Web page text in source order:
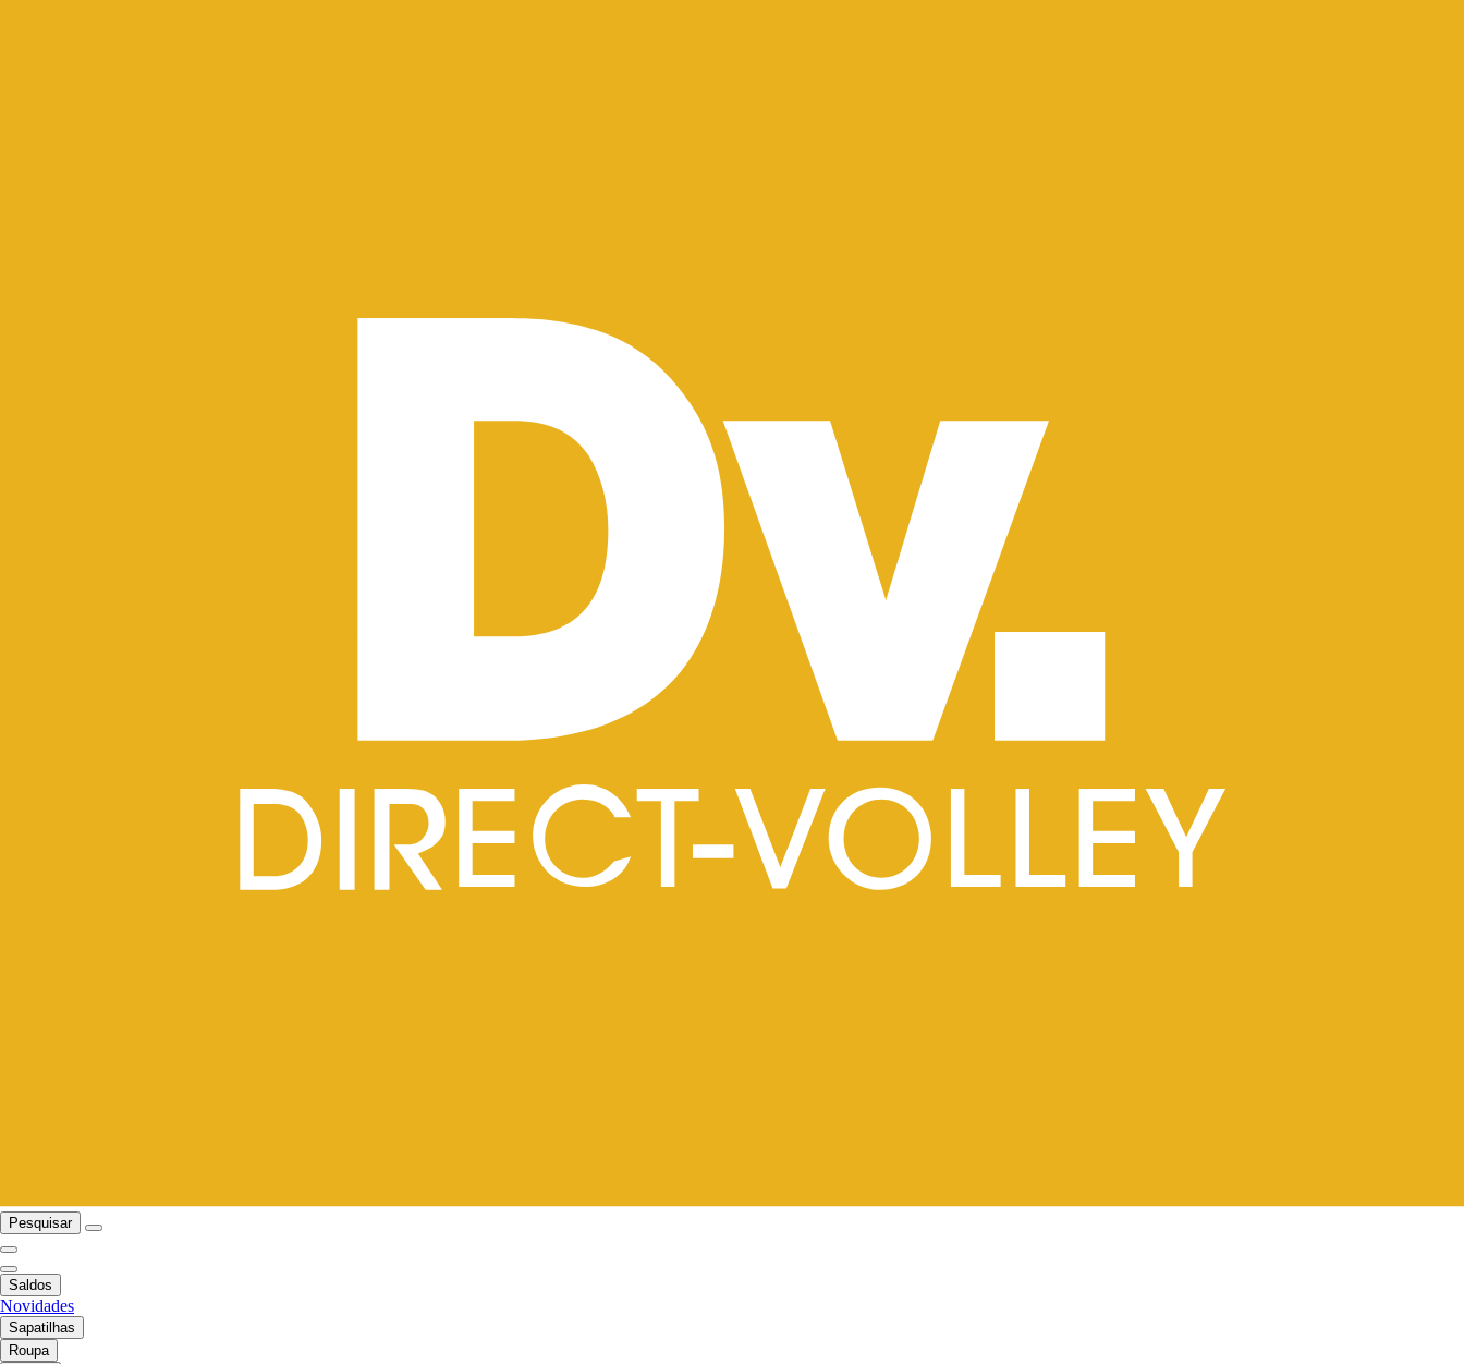
Pesquisar
Saldos
Novidades
Sapatilhas
Roupa